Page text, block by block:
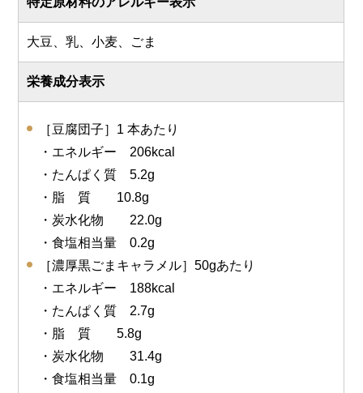
大豆、乳、小麦、ごま
栄養成分表示
［豆腐団子］1 本あたり
・エネルギー 206kcal
・たんぱく質 5.2g
・脂 質 10.8g
・炭水化物 22.0g
・食塩相当量 0.2g
［濃厚黒ごまキャラメル］50gあたり
・エネルギー 188kcal
・たんぱく質 2.7g
・脂 質 5.8g
・炭水化物 31.4g
・食塩相当量 0.1g